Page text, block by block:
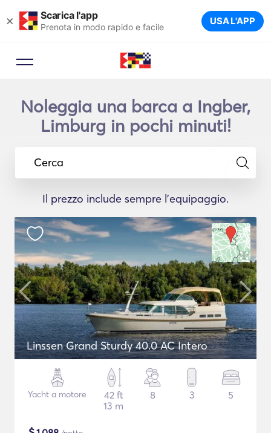
× Scarica l'app
Prenota in modo rapido e facile USA L'APP
Noleggia una barca a Ingber,
Limburg in pochi minuti!
Cerca
Il prezzo include sempre l'equipaggio.
Linssen Grand Sturdy 40.0 AC Intero
Yacht a motore
42 ft
13 m
8 3 5